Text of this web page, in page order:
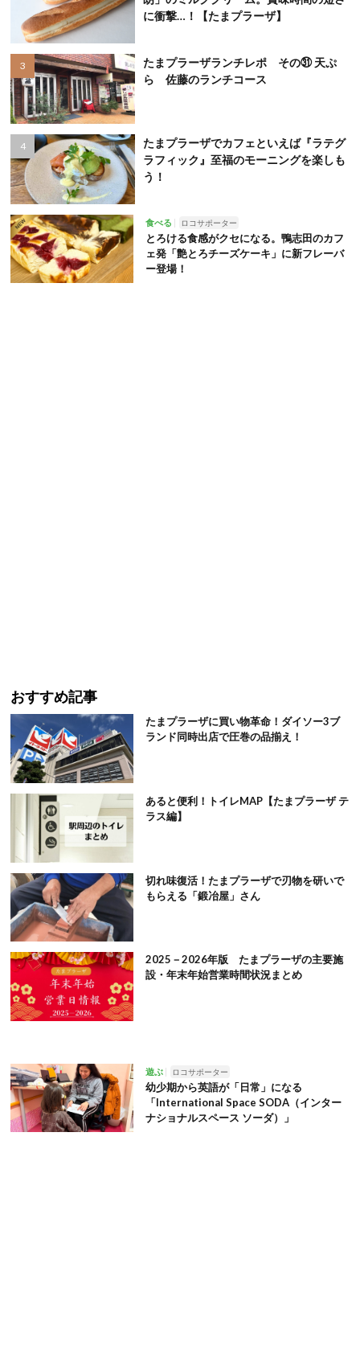
に衝撃…！【たまプラーザ】
たまプラーザランチレポ その㉛ 天ぷ
ら 佐藤のランチコース
たまプラーザでカフェといえば『ラテグ
ラフィック』至福のモーニングを楽しも
う！
食べる ロコサポーター
とろける食感がクセになる。鴨志田のカフ
ェ発「艶とろチーズケーキ」に新フレーバ
ー登場！
おすすめ記事
たまプラーザに買い物革命！ダイソー3ブ
ランド同時出店で圧巻の品揃え！
あると便利！トイレMAP【たまプラーザ テ
ラス編】
切れ味復活！たまプラーザで刃物を研いで
もらえる「鍛冶屋」さん
2025－2026年版 たまプラーザの主要施
設・年末年始営業時間状況まとめ
遊ぶ ロコサポーター
幼少期から英語が「日常」になる
「International Space SODA（インター
ナショナルスペース ソーダ）」